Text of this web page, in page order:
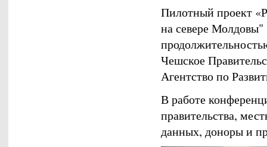
Пилотный проект
на севере Молдовы"
Чешское
Агентство по
В работе
правительства,
данных, доноры и